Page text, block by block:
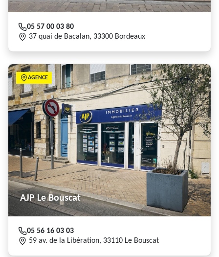
05 57 00 03 80
37 quai de Bacalan, 33300 Bordeaux
AGENCE
AJP Le Bouscat
05 56 16 03 03
59 av. de la Libération, 33110 Le Bouscat